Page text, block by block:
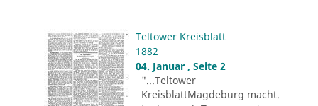
Teltower Kreisblatt
1882
04. Januar , Seite 2
"...Teltower
KreisblattMagdeburg macht.